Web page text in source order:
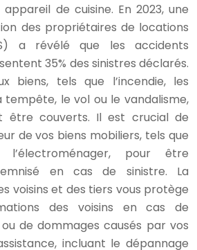
de cuisine. En 2023, une
des propriétaires de locations
a révélé que les accidents
35% des sinistres déclarés.
biens, tels que l’incendie, les
tempête, le vol ou le vandalisme,
être couverts. Il est crucial de
de vos biens mobiliers, tels que
pour être
en cas de sinistre. La
voisins et des tiers vous protège
des voisins en cas de
de dommages causés par vos
incluant le dépannage